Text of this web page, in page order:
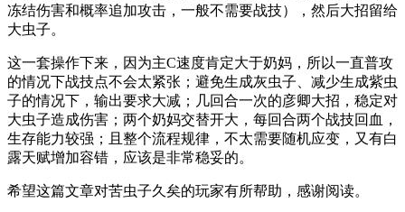
冻结伤害和概率追加攻击，一般不需要战技），然后大招留给
大虫子。
这一套操作下来，因为主C速度肯定大于奶妈，所以一直普攻
的情况下战技点不会太紧张；避免生成灰虫子、减少生成紫虫
子的情况下，输出要求大减；几回合一次的彦卿大招，稳定对
大虫子造成伤害；两个奶妈交替开大，每回合两个战技回血，
生存能力较强；且整个流程规律，不太需要随机应变，又有白
露天赋增加容错，应该是非常稳妥的。
希望这篇文章对苦虫子久矣的玩家有所帮助，感谢阅读。